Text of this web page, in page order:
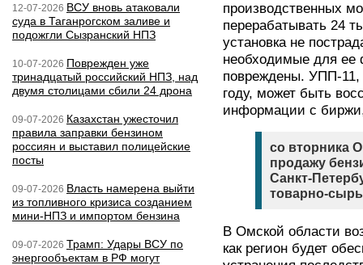
12-07-2026 ВСУ вновь атаковали
суда в Таганрогском заливе и
подожгли Сызранский НПЗ
10-07-2026 Поврежден уже
тринадцатый российский НПЗ, над
двумя столицами сбили 24 дрона
09-07-2026 Казахстан ужесточил
правила заправки бензином
россиян и выставил полицейские
посты
09-07-2026 Власть намерена выйти
из топливного кризиса созданием
мини-НПЗ и импортом бензина
09-07-2026 Трамп: Удары ВСУ по
энергообъектам в РФ могут
производственных
перерабатывать 24
установка не
необходимые для ее
повреждены. УПП-11,
году, может быть
информации с
со вторника
продажу
Санкт-
товарно-
В Омской области
как регион будет